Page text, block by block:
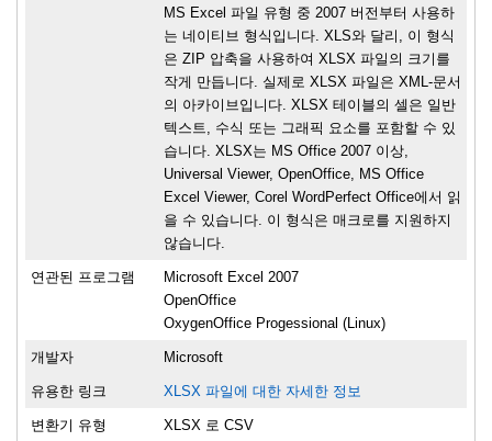
MS Excel 파일 유형 중 2007 버전부터 사용하
는 네이티브 형식입니다. XLS와 달리, 이 형식
은 ZIP 압축을 사용하여 XLSX 파일의 크기를
작게 만듭니다. 실제로 XLSX 파일은 XML-문서
의 아카이브입니다. XLSX 테이블의 셀은 일반
텍스트, 수식 또는 그래픽 요소를 포함할 수 있
습니다. XLSX는 MS Office 2007 이상,
Universal Viewer, OpenOffice, MS Office
Excel Viewer, Corel WordPerfect Office에서 읽
을 수 있습니다. 이 형식은 매크로를 지원하지
않습니다.
연관된 프로그램
Microsoft Excel 2007
OpenOffice
OxygenOffice Progessional (Linux)
개발자 Microsoft
유용한 링크 XLSX 파일에 대한 자세한 정보
변환기 유형 XLSX 로 CSV